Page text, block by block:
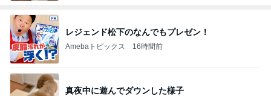
レジェンド松下のなんでもプレゼン！
Amebaトピックス 16時間前
真夜中に遊んでダウンした様子